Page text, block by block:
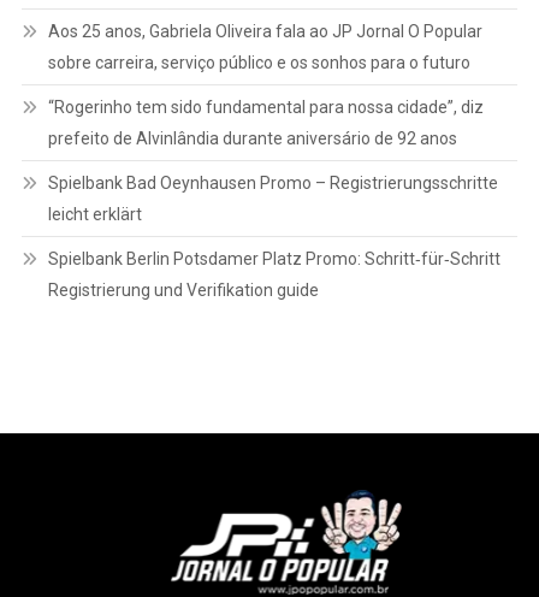
Aos 25 anos, Gabriela Oliveira fala ao JP Jornal O Popular
sobre carreira, serviço público e os sonhos para o futuro
“Rogerinho tem sido fundamental para nossa cidade”, diz
prefeito de Alvinlândia durante aniversário de 92 anos
Spielbank Bad Oeynhausen Promo – Registrierungsschritte
leicht erklärt
Spielbank Berlin Potsdamer Platz Promo: Schritt‑für‑Schritt
Registrierung und Verifikation guide